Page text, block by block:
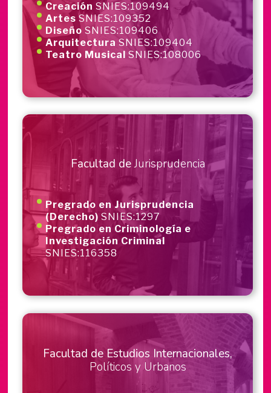
Creación SNIES:109494
Artes SNIES:109352
Diseño SNIES:109406
Arquitectura SNIES:109404
Teatro Musical SNIES:108006
Facultad deJurisprudencia
Pregrado en Jurisprudencia
(Derecho)SNIES:1297
Pregrado en Criminología e
Investigación Criminal
SNIES:116358
Facultad de Estudios Internacionales,
Políticos y Urbanos